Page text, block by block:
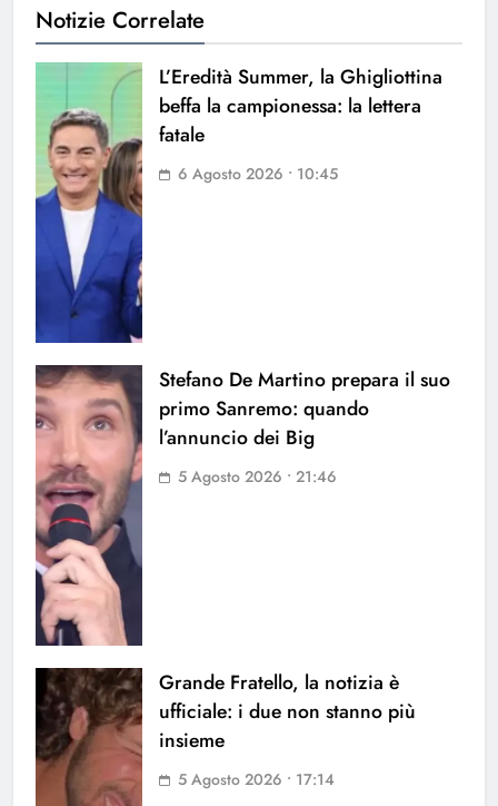
Notizie Correlate
L’Eredità Summer, la Ghigliottina
beffa la campionessa: la lettera
fatale
6 Agosto 2026 • 10:45
Stefano De Martino prepara il suo
primo Sanremo: quando
l’annuncio dei Big
5 Agosto 2026 • 21:46
Grande Fratello, la notizia è
ufficiale: i due non stanno più
insieme
5 Agosto 2026 • 17:14